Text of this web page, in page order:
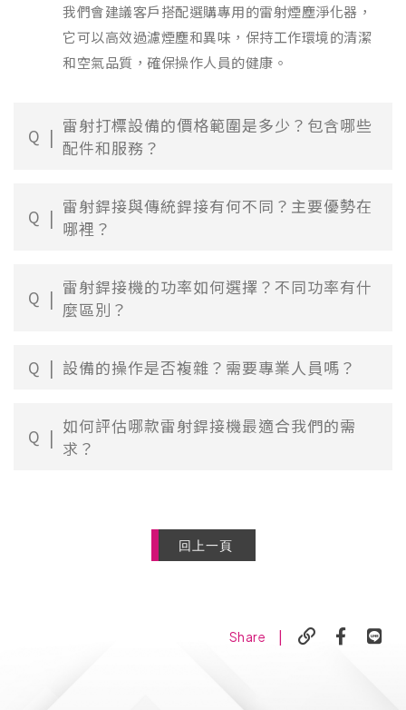
我們會建議客戶搭配選購專用的雷射煙塵淨化器，
它可以高效過濾煙塵和異味，保持工作環境的清潔
和空氣品質，確保操作人員的健康。
Q
雷射打標設備的價格範圍是多少？包含哪些
配件和服務？
Q
雷射銲接與傳統銲接有何不同？主要優勢在
哪裡？
Q
雷射銲接機的功率如何選擇？不同功率有什
麼區別？
Q 設備的操作是否複雜？需要專業人員嗎？
Q
如何評估哪款雷射銲接機最適合我們的需
求？
回上一頁
Share |